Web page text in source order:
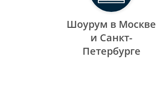
Шоурум в Москве
и Санкт-
Петербурге